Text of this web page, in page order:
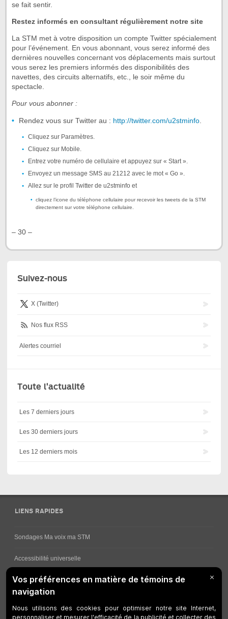
se fait sentir.
Restez informés en consultant régulièrement notre site
La STM met à votre disposition un compte Twitter spécialement
pour l’événement. En vous abonnant, vous serez informé des
dernières nouvelles concernant vos déplacements mais surtout
vous serez les premiers informés des disponibilités des
navettes, des circuits alternatifs, etc., le soir même du
spectacle.
Pour vous abonner :
Rendez vous sur Twitter au : http://twitter.com/u2stminfo.
Cliquez sur Paramètres.
Cliquez sur Mobile.
Entrez votre numéro de cellulaire et appuyez sur « Start ».
Envoyez un message SMS au 21212 avec le mot « Go ».
Allez sur le profil Twitter de u2stminfo et
cliquez l’icone du téléphone cellulaire pour recevoir les tweets de la STM
directement sur votre téléphone cellulaire.
– 30 –
Suivez-nous
X (Twitter)
Nos flux RSS
Alertes courriel
Toute l'actualité
Les 7 derniers jours
Les 30 derniers jours
Les 12 derniers mois
LIENS RAPIDES
Sondages Ma voix ma STM
Accessibilité universelle
Comment obtenir vos horaires de bus